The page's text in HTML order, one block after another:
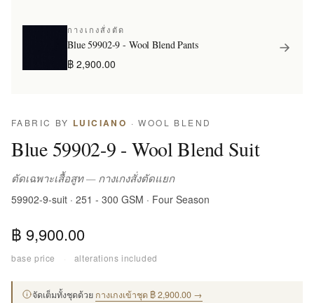
กางเกงสั่งตัด
Blue 59902-9 - Wool Blend Pants
฿ 2,900.00
FABRIC BY LUICIANO · WOOL BLEND
Blue 59902-9 - Wool Blend Suit
ตัดเฉพาะเสื้อสูท — กางเกงสั่งตัดแยก
59902-9-suit · 251 - 300 GSM · Four Season
฿ 9,900.00
base price · alterations included
จัดเต็มทั้งชุดด้วย กางเกงเข้าชุด ฿ 2,900.00 →